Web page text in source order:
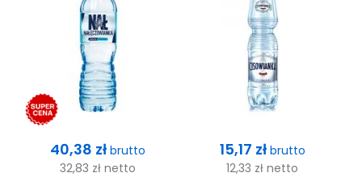
Cena
40,38 złbrutto
32,83 zł netto
Cena
15,17 zł brutto
12,33 zł netto